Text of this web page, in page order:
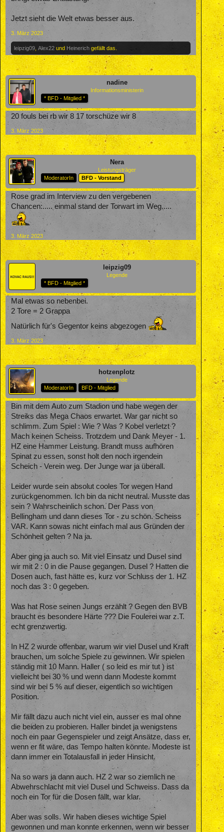
Jetzt sieht die Welt etwas besser aus.
3. März 2023
leipzig09 Alex22 und Heinerich gefällt das.
nadine
Informationsministerin
* BFD - Mitglied *
20 fouls bei rb wir 8 17 torschüze wir 8
3. März 2023
Nera
Leistungsträger
ModeratorIn
BFD - Vorstand
Rose grad im Interview zu den vergebenen
Chancen:..... einmal stand der Torwart im Weg.....
3. März 2023
leipzig09
Legende
* BFD - Mitglied *
Mal etwas so nebenbei.
2 Tore = 2 Grappa
Natürlich für's Gegentor keins abgezogen
3. März 2023
hotzenplotz
Legende
ModeratorIn
BFD - Mitglied
Bin mit dem Auto zum Stadion und habe wegen der
Streiks das Mega Chaos erwartet. War gar nicht so
schlimm. Zum Spiel : Wie ? Was ? Kobel verletzt ?
Mach keinen Scheiss. Trotzdem und Dank Meyer - 1.
HZ eine Hammer Leistung. Brandt muss aufhören
Spinat zu essen, sonst holt den noch irgendein
Scheich - Verein weg. Der Junge war ja überall.
Leider wurde sein absolut cooles Tor wegen Hand
zurückgenommen. Ich bin da nicht neutral. Musste das
sein ? Wahrscheinlich schon. Der Pass von
Bellingham und dann dieses Tor - zu schön. Scheiss
VAR. Kann sowas nicht einfach mal aus Gründen der
Schönheit gelten ? Na ja.
Aber ging ja auch so. Mit viel Einsatz und Dusel sind
wir mit 2 : 0 in die Pause gegangen. Dusel ? Hatten die
Dosen auch, fast hätte es, kurz vor Schluss der 1. HZ
noch das 3 : 0 gegeben.
Was hat Rose seinen Jungs erzählt ? Gegen den BVB
braucht es besondere Härte ??? Die Foulerei war z.T.
echt grenzwertig.
In HZ 2 wurde offenbar, warum wir viel Dusel und Kraft
brauchen, um solche Spiele zu gewinnen. Wir spielen
ständig mit 10 Mann. Haller ( so leid es mir tut ) ist
vielleicht bei 30 % und wenn dann Modeste kommt
sind wir bei 5 % auf dieser, eigentlich so wichtigen
Position.
Mir fällt dazu auch nicht viel ein, ausser es mal ohne
die beiden zu probieren. Haller bindet ja wenigstens
noch ein paar Gegenspieler und zeigt Ansätze, dass er,
wenn er fit wäre, das Tempo halten könnte. Modeste ist
dann immer ein Totalausfall in jeder Hinsicht.
Na so wars ja dann auch. HZ 2 war so ziemlich ne
Abwehrschlacht mit viel Dusel und Schweiss. Dass da
noch ein Tor für die Dosen fällt, war klar.
Aber was solls. Wir haben dieses wichtige Spiel
gewonnen und man konnte erkennen, wenn wir besser